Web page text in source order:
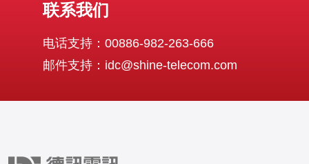
联系我们
电话支持：00886-982-263-666
邮件支持：idc@shine-telecom.com